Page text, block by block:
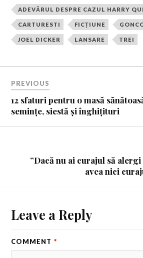
ADEVĂRUL DESPRE CAZUL HARRY
CARTURESTI FICȚIUNE
JOEL DICKER LANSARE TREI
PREVIOUS
12 sfaturi pentru o masă
semințe, siestă și înghițituri
”Dacă nu ai curajul să
avea nici
Leave a Reply
COMMENT *